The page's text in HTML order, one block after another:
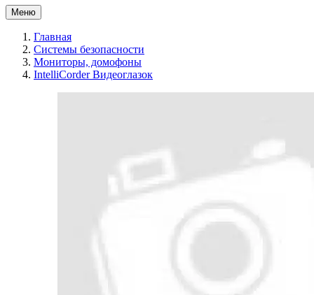
Меню
Главная
Системы безопасности
Мониторы, домофоны
IntelliCorder Видеоглазок